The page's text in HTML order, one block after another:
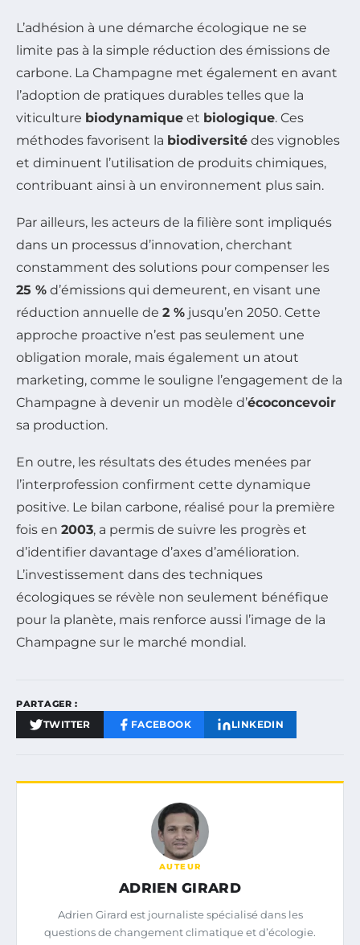
L’adhésion à une démarche écologique ne se
limite pas à la simple réduction des émissions de
carbone. La Champagne met également en avant
l’adoption de pratiques durables telles que la
viticulture biodynamique et biologique. Ces
méthodes favorisent la biodiversité des vignobles
et diminuent l’utilisation de produits chimiques,
contribuant ainsi à un environnement plus sain.
Par ailleurs, les acteurs de la filière sont impliqués
dans un processus d’innovation, cherchant
constamment des solutions pour compenser les
25 % d’émissions qui demeurent, en visant une
réduction annuelle de 2 % jusqu’en 2050. Cette
approche proactive n’est pas seulement une
obligation morale, mais également un atout
marketing, comme le souligne l’engagement de la
Champagne à devenir un modèle d’écoconcevoir
sa production.
En outre, les résultats des études menées par
l’interprofession confirment cette dynamique
positive. Le bilan carbone, réalisé pour la première
fois en 2003, a permis de suivre les progrès et
d’identifier davantage d’axes d’amélioration.
L’investissement dans des techniques
écologiques se révèle non seulement bénéfique
pour la planète, mais renforce aussi l’image de la
Champagne sur le marché mondial.
PARTAGER :
TWITTER FACEBOOK LINKEDIN
AUTEUR
ADRIEN GIRARD
Adrien Girard est journaliste spécialisé dans les
questions de changement climatique et d’écologie.